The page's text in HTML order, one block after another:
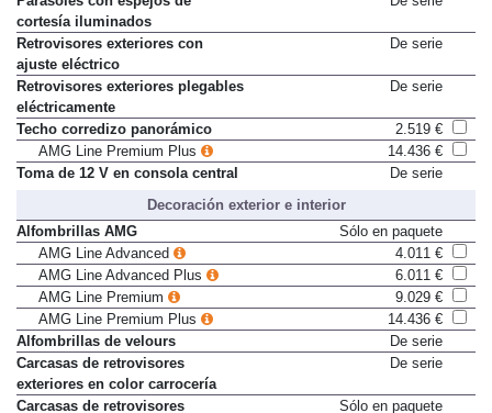
Parasoles con espejos de
cortesía iluminados
Retrovisores exteriores con
ajuste eléctrico
Retrovisores exteriores plegables
eléctricamente
Techo corredizo panorámico
2.519 €
AMG Line Premium Plus
14.436 €
Decoración exterior e interior
Alfombrillas AMG
Sólo en paquete
AMG Line Advanced
4.011 €
AMG Line Advanced Plus
6.011 €
AMG Line Premium
9.029 €
AMG Line Premium Plus
14.436 €
Alfombrillas de velours
De serie
Carcasas de retrovisores
exteriores en color carrocería